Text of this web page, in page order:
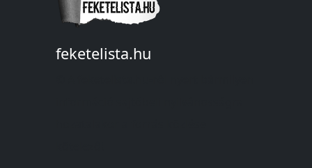
feketelista.hu